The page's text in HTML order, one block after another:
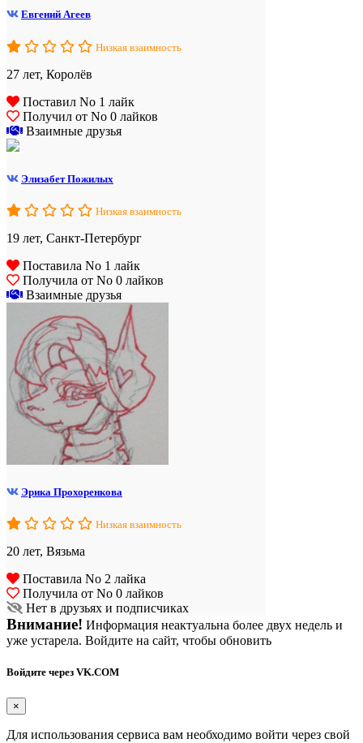
Евгений Агеев
Низкая взаимность
27 лет, Королёв
Поставил No 1 лайк
Получил от No 0 лайков
Взаимные друзья
Элизабет Пожилых
Низкая взаимность
19 лет, Санкт-Петербург
Поставила No 1 лайк
Получила от No 0 лайков
Взаимные друзья
Эрика Прохоренкова
Низкая взаимность
20 лет, Вязьма
Поставила No 2 лайка
Получила от No 0 лайков
Нет в друзьях и подписчиках
Внимание! Информация неактуальна более двух недель и
уже устарела. Войдите на сайт, чтобы обновить
Войдите через VK.COM
×
Для использования сервиса вам необходимо войти через свой